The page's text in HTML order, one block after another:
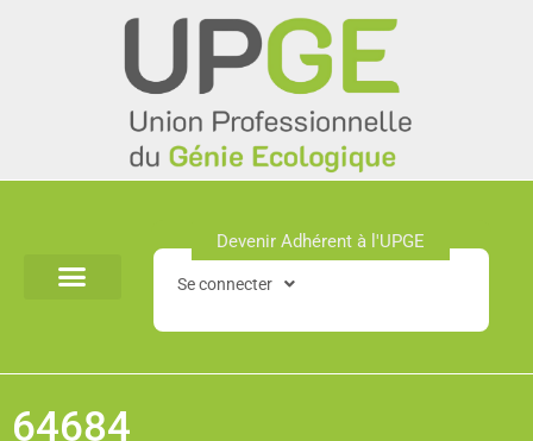
Devenir Adhérent à l'UPGE​
Se connecter
64684